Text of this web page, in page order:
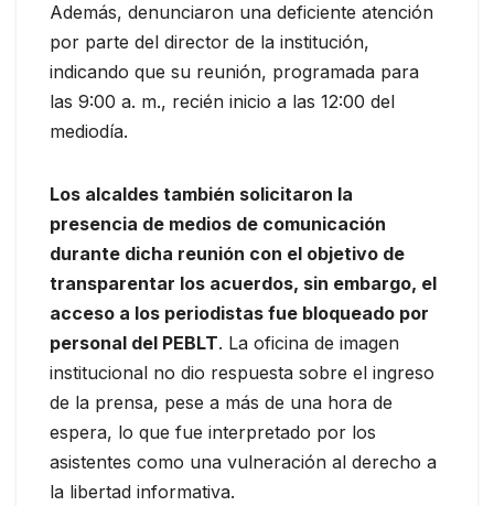
Además, denunciaron una deficiente atención
por parte del director de la institución,
indicando que su reunión, programada para
las 9:00 a. m., recién inicio a las 12:00 del
mediodía.
Los alcaldes también solicitaron la
presencia de medios de comunicación
durante dicha reunión con el objetivo de
transparentar los acuerdos, sin embargo, el
acceso a los periodistas fue bloqueado por
personal del PEBLT. La oficina de imagen
institucional no dio respuesta sobre el ingreso
de la prensa, pese a más de una hora de
espera, lo que fue interpretado por los
asistentes como una vulneración al derecho a
la libertad informativa.